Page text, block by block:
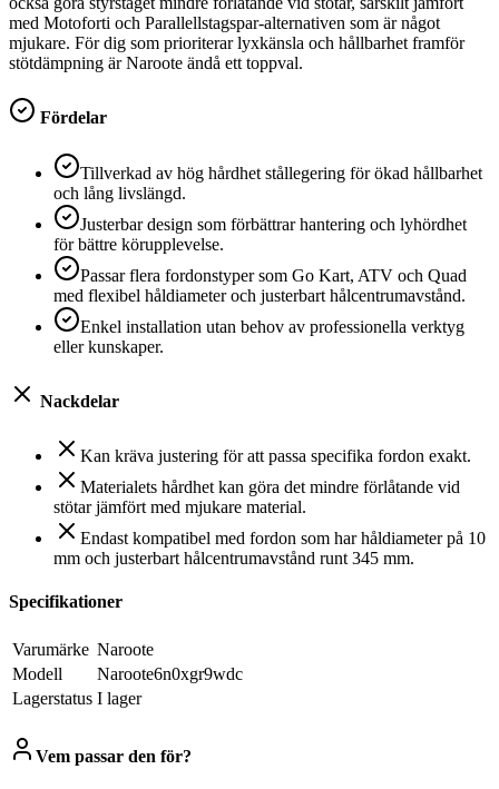
med Motoforti och Parallellstagspar-alternativen som är något
mjukare. För dig som prioriterar lyxkänsla och hållbarhet framför
stötdämpning är Naroote ändå ett toppval.
Fördelar
Tillverkad av hög hårdhet stållegering för ökad hållbarhet
och lång livslängd.
Justerbar design som förbättrar hantering och lyhördhet
för bättre körupplevelse.
Passar flera fordonstyper som Go Kart, ATV och Quad
med flexibel håldiameter och justerbart hålcentrumavstånd.
Enkel installation utan behov av professionella verktyg
eller kunskaper.
Nackdelar
Kan kräva justering för att passa specifika fordon exakt.
Materialets hårdhet kan göra det mindre förlåtande vid
stötar jämfört med mjukare material.
Endast kompatibel med fordon som har håldiameter på 10
mm och justerbart hålcentrumavstånd runt 345 mm.
Specifikationer
Varumärke Naroote
Modell
Naroote6n0xgr9wdc
Lagerstatus I lager
Vem passar den för?